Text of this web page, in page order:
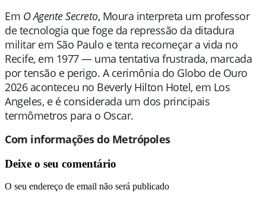
Em O Agente Secreto, Moura interpreta um professor
de tecnologia que foge da repressão da ditadura
militar em São Paulo e tenta recomeçar a vida no
Recife, em 1977 — uma tentativa frustrada, marcada
por tensão e perigo. A cerimônia do Globo de Ouro
2026 aconteceu no Beverly Hilton Hotel, em Los
Angeles, e é considerada um dos principais
termômetros para o Oscar.
Com informações do Metrópoles
Deixe o seu comentário
O seu endereço de email não será publicado